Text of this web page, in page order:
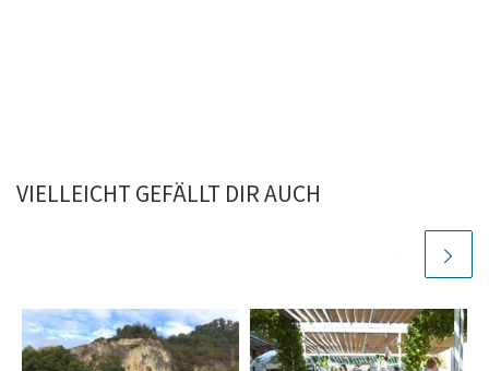
VIELLEICHT GEFÄLLT DIR AUCH